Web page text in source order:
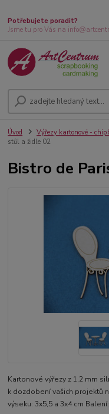
Potřebujete poradit?
Jsme tu pro Vás na
Úvod Výřezy kartonové -
stůl a židle 02
Bistro de
Kartonové výřezy z 1,2 mm
k dozdobení vašich projektů
výseku: 3x5,5 a 3x4 cm